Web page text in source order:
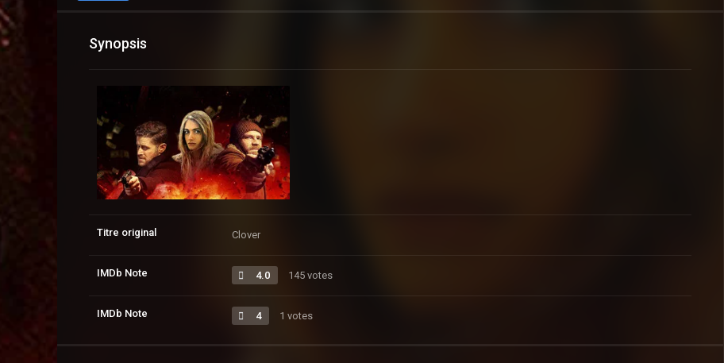
Synopsis
Titre original Clover
IMDb Note 4.0 145 votes
IMDb Note 4 1 votes